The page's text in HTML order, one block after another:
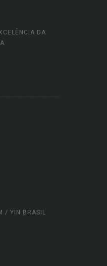
DA
/ YIN BRASIL